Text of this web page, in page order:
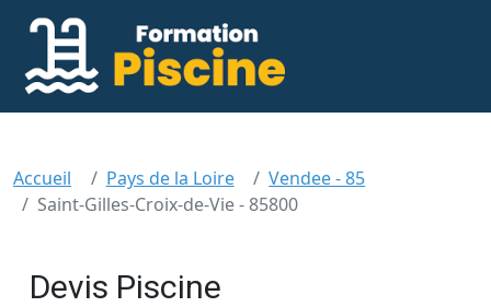
Accueil Pays de la Loire
Vendee - 85
Saint-Gilles-Croix-de-Vie - 85800
Devis Piscine